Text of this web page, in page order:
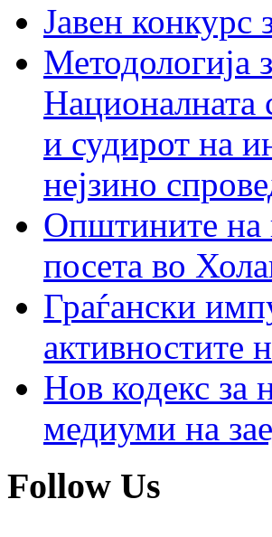
Јавен конкурс
Методологија
Националната
и судирот на
нејзино
Општините на
посета во
Граѓански
активностите
Нов кодекс за
медиуми на
Follow Us